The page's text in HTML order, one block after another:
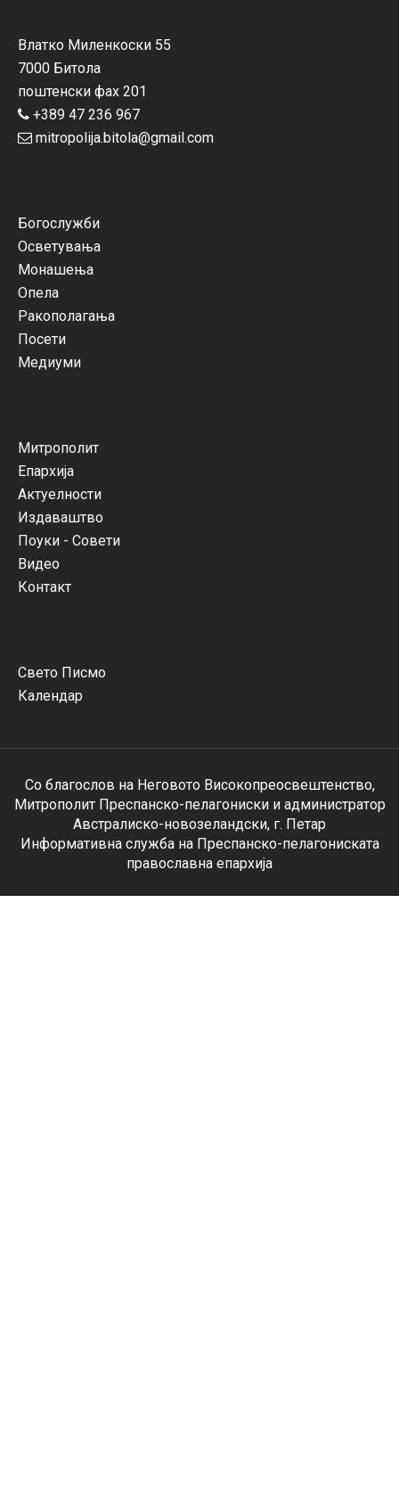
Влатко Миленкоски 55
7000 Битола
поштенски фах 201
+389 47 236 967
mitropolija.bitola@gmail.com
Богослужби
Осветувања
Монашења
Опела
Ракополагања
Посети
Медиуми
Митрополит
Епархија
Актуелности
Издаваштво
Поуки - Совети
Видео
Контакт
Свето Писмо
Календар
Со благослов на Неговото Високопреосвештенство,
Митрополит Преспанско-пелагониски и администратор
Австралиско-новозеландски, г. Петар
Информативна служба на Преспанско-пелагониската
православна епархија